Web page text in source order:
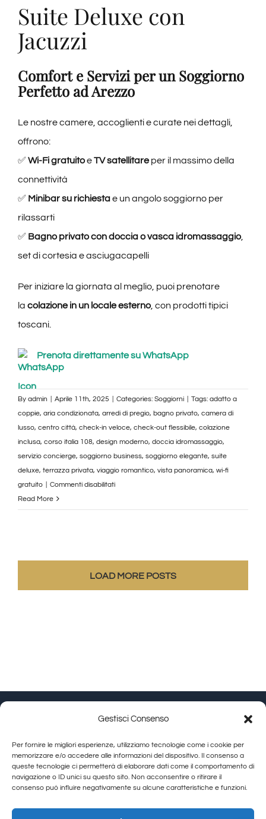
Gestisci Consenso
Per fornire le migliori esperienze, utilizziamo tecnologie come i cookie per
memorizzare e/o accedere alle informazioni del dispositivo. Il consenso a
queste tecnologie ci permetterà di elaborare dati come il comportamento di
navigazione o ID unici su questo sito. Non acconsentire o ritirare il
consenso può influire negativamente su alcune caratteristiche e funzioni.
Suite Deluxe con
Jacuzzi
Comfort e Servizi per un Soggiorno
Perfetto ad Arezzo
Le nostre camere, accoglienti e curate nei dettagli,
offrono:
✅ Wi-Fi gratuitoeTV satellitareper il massimo della
connettività
✅ Minibar su richiestae un angolo soggiorno per
rilassarti
✅ Bagno privato con doccia o vasca idromassaggio,
set di cortesia e asciugacapelli
Per iniziare la giornata al meglio, puoi prenotare
la colazione in un locale esterno, con prodotti tipici
toscani.
Prenota direttamente su WhatsApp
By admin Aprile 11th, 2025 Categories: Soggiorni Tags: adatto a
coppie, aria condizionata, arredi di pregio, bagno privato, camera di
lusso, centro città, check-in veloce, check-out flessibile, colazione
inclusa, corso italia 108, design moderno, doccia idromassaggio,
servizio concierge, soggiorno business, soggiorno elegante, suite
deluxe, terrazza privata, viaggio romantico, vista panoramica, wi-fi
gratuito
Commenti disabilitatisu
Deluxe
Read More
LOAD MORE POSTS
Calamandrei 145 Arezzo (AR) |Cookie Policy|Privacy
Policy
Allegra Toscana Arezzo